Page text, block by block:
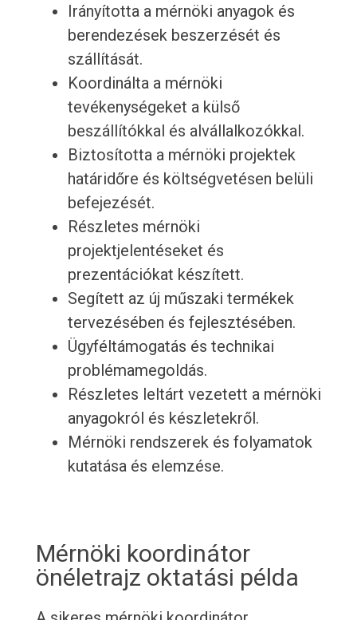
Irányította a mérnöki anyagok és
berendezések beszerzését és
szállítását.
Koordinálta a mérnöki
tevékenységeket a külső
beszállítókkal és alvállalkozókkal.
Biztosította a mérnöki projektek
határidőre és költségvetésen belüli
befejezését.
Részletes mérnöki
projektjelentéseket és
prezentációkat készített.
Segített az új műszaki termékek
tervezésében és fejlesztésében.
Ügyféltámogatás és technikai
problémamegoldás.
Részletes leltárt vezetett a mérnöki
anyagokról és készletekről.
Mérnöki rendszerek és folyamatok
kutatása és elemzése.
Mérnöki koordinátor
önéletrajz oktatási példa